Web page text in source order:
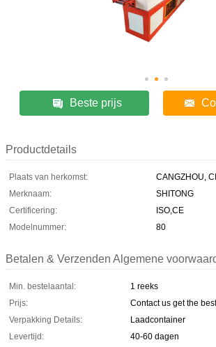
Beste prijs
Productdetails
Plaats van herkomst:
CANGZHOU,
Merknaam:
SHITONG
Certificering:
ISO,CE
Modelnummer:
80
Betalen & Verzenden Algemene
Min. bestelaantal:
1 reeks
Prijs:
Contact us get the
Verpakking Details:
Laadcontainer
Levertijd:
40-60 dagen